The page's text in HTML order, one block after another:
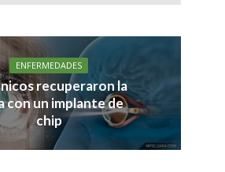
ENFERMEDADES
recuperaron la
con un implante de
chip